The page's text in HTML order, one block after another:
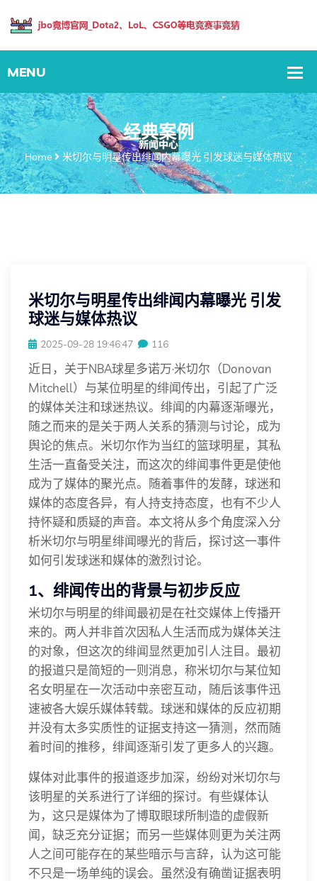
经典案例
Home 米切尔与明星传出绯闻内幕曝光 引发球迷与媒体热议
米切尔与明星传出绯闻内幕曝光 引发
球迷与媒体热议
2025-09-28 19:46:47 116
近日，关于NBA球星多诺万·米切尔（Donovan
Mitchell）与某位明星的绯闻传出，引起了广泛
的媒体关注和球迷热议。绯闻的内幕逐渐曝光，
随之而来的是关于两人关系的猜测与讨论，成为
舆论的焦点。米切尔作为当红的篮球明星，其私
生活一直备受关注，而这次的绯闻事件更是使他
成为了媒体的聚光点。随着事件的发酵，球迷和
媒体的态度各异，有人持支持态度，也有不少人
持怀疑和质疑的声音。本文将从多个角度深入分
析米切尔与明星绯闻曝光的背后，探讨这一事件
如何引发球迷和媒体的激烈讨论。
1、绯闻传出的背景与初步反应
米切尔与明星的绯闻最初是在社交媒体上传播开
来的。两人并非首次因私人生活而成为媒体关注
的对象，但这次的绯闻显然更加引人注目。最初
的报道只是简短的一则消息，称米切尔与某位知
名女明星在一次活动中亲密互动，随后该事件迅
速被各大娱乐媒体转载。球迷和媒体的反应初期
并没有太多实质性的证据支持这一猜测，然而随
着时间的推移，绯闻逐渐引发了更多人的兴趣。
媒体对此事件的报道逐步加深，纷纷对米切尔与
该明星的关系进行了详细的探讨。有些媒体认
为，这只是媒体为了博取眼球所制造的虚假新
闻，缺乏充分证据；而另一些媒体则更为关注两
人之间可能存在的某些暗示与言辞，认为这可能
不只是一场单纯的误会。虽然没有确凿证据表明